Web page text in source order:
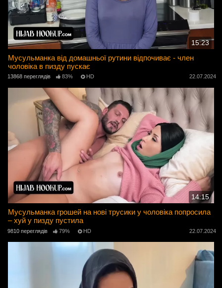
15:23
Мусульманка від домашньої рутини відпочиває - член
чоловіка в пизду пускає
13868 переглядів 83% HD 22.07.2024
14:15
Мусульманка грошей на нові трусики у чоловіка попросила
– хуй у пизду пустила
9810 переглядів 79% HD 22.07.2024